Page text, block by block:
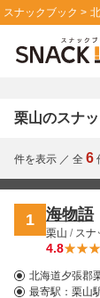
スナックブック
栗山のスナ
件を表示 ／ 全 6
1 海物語
栗山 / スナ
4.8
北海道夕張郡
最寄駅： 栗山